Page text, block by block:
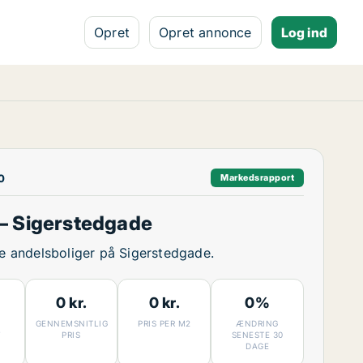
Opret Opret annonce Log ind
Markedsrapport
Sigerstedgade
andelsboliger på Sigerstedgade.
0 kr.
GENNEMSNITLIG
PRIS
0 kr.
PRIS PER M2
0%
ÆNDRING
SENESTE 30
DAGE